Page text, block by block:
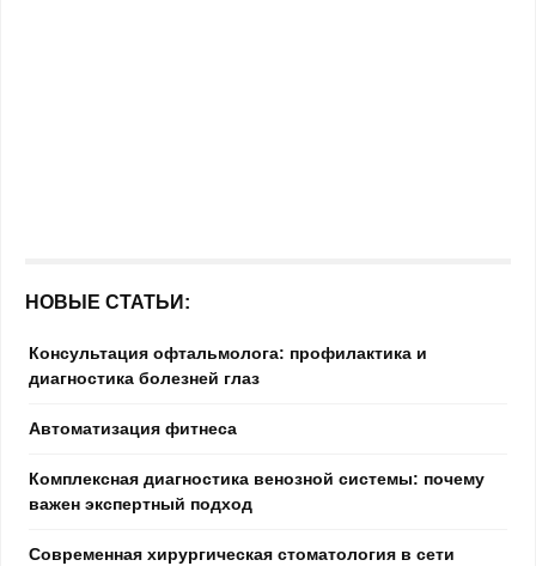
НОВЫЕ СТАТЬИ:
Консультация офтальмолога: профилактика и
диагностика болезней глаз
Автоматизация фитнеса
Комплексная диагностика венозной системы: почему
важен экспертный подход
Современная хирургическая стоматология в сети